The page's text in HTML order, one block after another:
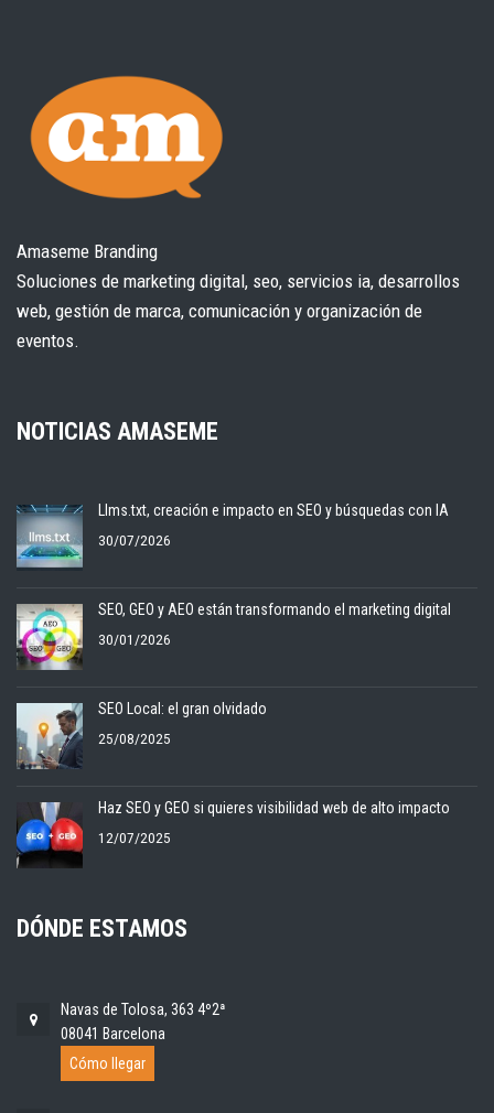
Amaseme Branding
Soluciones de marketing digital, seo, servicios ia, desarrollos
web, gestión de marca, comunicación y organización de
eventos.
NOTICIAS AMASEME
Llms.txt, creación e impacto en SEO y búsquedas con IA
30/07/2026
SEO, GEO y AEO están transformando el marketing digital
30/01/2026
SEO Local: el gran olvidado
25/08/2025
Haz SEO y GEO si quieres visibilidad web de alto impacto
12/07/2025
DÓNDE ESTAMOS
Navas de Tolosa, 363 4º2ª
08041 Barcelona
Cómo llegar